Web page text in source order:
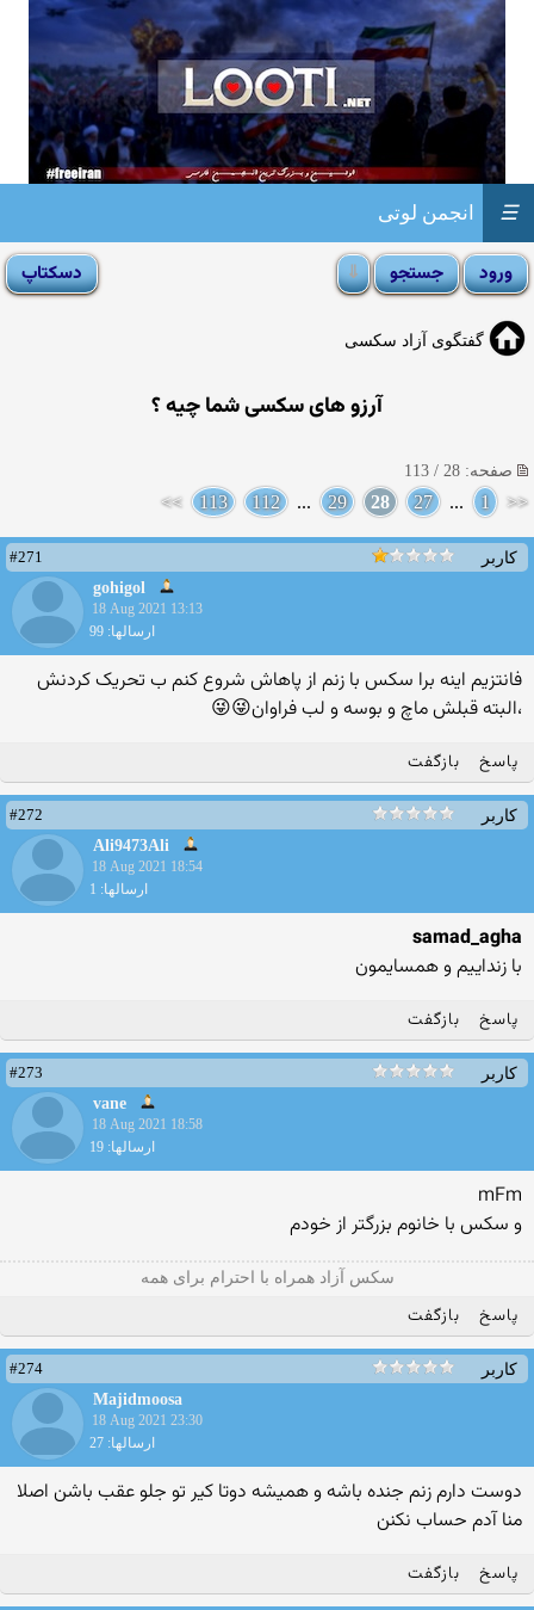
انجمن لوتی ☰
گفتگوی آزاد سکسی
آرزو های سکسی شما چیه ؟
صفحه: 28 / 113
<<
1
...
27
28
29
...
112
113
>>
کاربر
#271
gohigol
18 Aug 2021 13:13
ارسالها: 99
فانتزیم اینه برا سکس با زنم از پاهاش شروع کنم ب تحریک کردنش
،البته قبلش ماچ و بوسه و لب فراوان😜😜
پاسخ بازگفت
کاربر
#272
Ali9473Ali
18 Aug 2021 18:54
ارسالها: 1
samad_agha
با زنداییم و همسایمون
پاسخ بازگفت
کاربر
#273
vane
18 Aug 2021 18:58
ارسالها: 19
mFm
و سکس با خانوم بزرگتر از خودم
سکس آزاد همراه با احترام برای همه
پاسخ بازگفت
کاربر
#274
Majidmoosa
18 Aug 2021 23:30
ارسالها: 27
دوست دارم زنم جنده باشه و همیشه دوتا کیر تو جلو عقب باشن اصلا
منا آدم حساب نکنن
پاسخ بازگفت